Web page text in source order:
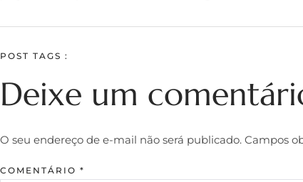
POST TAGS :
Deixe um
O seu endereço de e-mail não será publicado. Campos
COMENTÁRIO *